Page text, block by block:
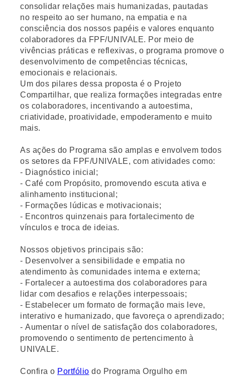
consolidar relações mais humanizadas, pautadas
no respeito ao ser humano, na empatia e na
consciência dos nossos papéis e valores enquanto
colaboradores da FPF/UNIVALE. Por meio de
vivências práticas e reflexivas, o programa promove o
desenvolvimento de competências técnicas,
emocionais e relacionais.
Um dos pilares dessa proposta é o Projeto
Compartilhar, que realiza formações integradas entre
os colaboradores, incentivando a autoestima,
criatividade, proatividade, empoderamento e muito
mais.
As ações do Programa são amplas e envolvem todos
os setores da FPF/UNIVALE, com atividades como:
- Diagnóstico inicial;
- Café com Propósito, promovendo escuta ativa e
alinhamento institucional;
- Formações lúdicas e motivacionais;
- Encontros quinzenais para fortalecimento de
vínculos e troca de ideias.
Nossos objetivos principais são:
- Desenvolver a sensibilidade e empatia no
atendimento às comunidades interna e externa;
- Fortalecer a autoestima dos colaboradores para
lidar com desafios e relações interpessoais;
- Estabelecer um formato de formação mais leve,
interativo e humanizado, que favoreça o aprendizado;
- Aumentar o nível de satisfação dos colaboradores,
promovendo o sentimento de pertencimento à
UNIVALE.
Confira o Portfólio do Programa Orgulho em